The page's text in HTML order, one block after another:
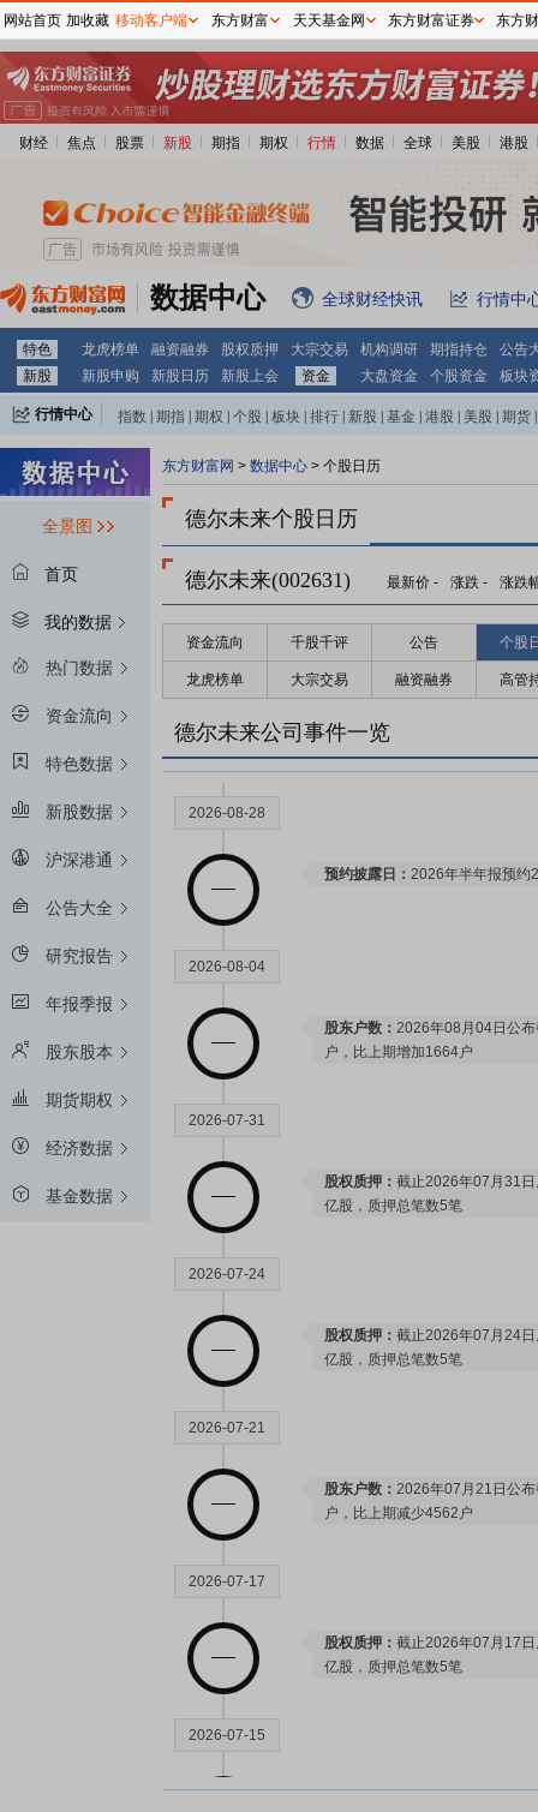
财经 焦点 股票 新股 期指 期权 行情 数据 全球 美股 港股
数据中心 全球财经快讯 行情中
特色 龙虎榜单 融资融券 股权质押 大宗交易 机构调研 期指持仓
公告
新股
新股申购 新股日历 新股上会 资金 大盘资金 个股资金 板块
行情中心 指数 期指 期权 个股 板块 排行 新股 基金 港股 美股 期货
全景图
首页
我的数据
热门数据
资金流向
特色数据
新股数据
沪深港通
公告大全
研究报告
年报季报
股东股本
期货期权
经济数据
基金数据
东方财富网 > 数据中心 > 个股日历
德尔未来个股日历
德尔未来(002631) 最新价 - 涨跌 - 涨跌
资金流向 千股千评 公告 个股
龙虎榜单 大宗交易 融资融券 高管
德尔未来公司事件一览
2026-08-28
预约披露日： 2026年半年报预约
2026-08-04
股东户数： 2026年08月04日公
户，比上期增加1664户
2026-07-31
股权质押： 截止2026年07月31
亿股，质押总笔数5笔
2026-07-24
股权质押： 截止2026年07月24
亿股，质押总笔数5笔
2026-07-21
股东户数： 2026年07月21日公
户，比上期减少4562户
2026-07-17
股权质押： 截止2026年07月17
亿股，质押总笔数5笔
2026-07-15
网站首页 加收藏 移动客户端 东方财富 天天基金网 东方财富证券 东方